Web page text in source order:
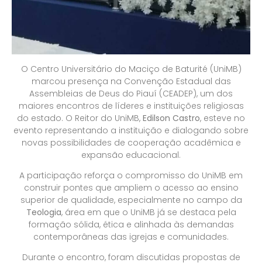
O Centro Universitário do Maciço de Baturité (UniMB)
marcou presença na Convenção Estadual das
Assembleias de Deus do Piauí (CEADEP), um dos
maiores encontros de líderes e instituições religiosas
do estado. O Reitor do UniMB, Edilson Castro, esteve no
evento representando a instituição e dialogando sobre
novas possibilidades de cooperação acadêmica e
expansão educacional.
A participação reforça o compromisso do UniMB em
construir pontes que ampliem o acesso ao ensino
superior de qualidade, especialmente no campo da
Teologia, área em que o UniMB já se destaca pela
formação sólida, ética e alinhada às demandas
contemporâneas das igrejas e comunidades.
Durante o encontro, foram discutidas propostas de